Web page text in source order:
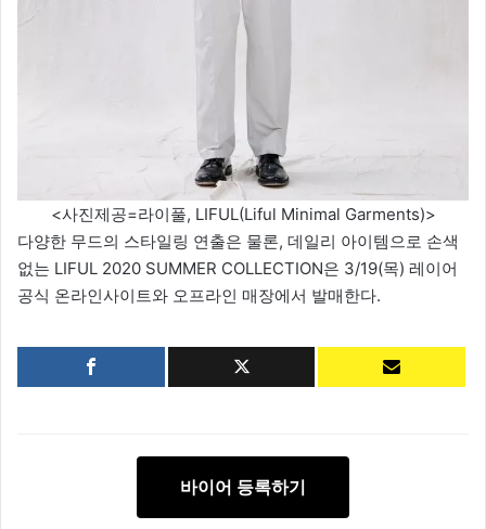
<사진제공=라이풀, LIFUL(Liful Minimal Garments)>
다양한 무드의 스타일링 연출은 물론, 데일리 아이템으로 손색
없는 LIFUL 2020 SUMMER COLLECTION은 3/19(목) 레이어
공식 온라인사이트와 오프라인 매장에서 발매한다.
바이어 등록하기